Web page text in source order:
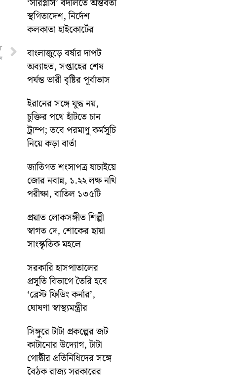
Next
‘সারপ্লাস’ বদলিতে অন্তর্বর্তী
স্থগিতাদেশ, নির্দেশ
কলকাতা হাইকোর্টের
বাংলাজুড়ে বর্ষার দাপট
অব্যাহত, সপ্তাহের শেষ
পর্যন্ত ভারী বৃষ্টির পূর্বাভাস
ইরানের সঙ্গে যুদ্ধ নয়,
চুক্তির পথে হাঁটতে চান
ট্রাম্প; তবে পরমাণু কর্মসূচি
নিয়ে কড়া বার্তা
জাতিগত শংসাপত্র যাচাইয়ে
জোর নবান্ন, ১.২২ লক্ষ নথি
পরীক্ষা, বাতিল ১৩৫টি
প্রয়াত লোকসঙ্গীত শিল্পী
স্বাগত দে, শোকের ছায়া
সাংস্কৃতিক মহলে
সরকারি হাসপাতালের
প্রসূতি বিভাগে তৈরি হবে
‘ব্রেস্ট ফিডিং কর্নার’,
ঘোষণা স্বাস্থ্যমন্ত্রীর
সিঙ্গুরে টাটা প্রকল্পের জট
কাটানোর উদ্যোগ, টাটা
গোষ্ঠীর প্রতিনিধিদের সঙ্গে
বৈঠক রাজ্য সরকারের